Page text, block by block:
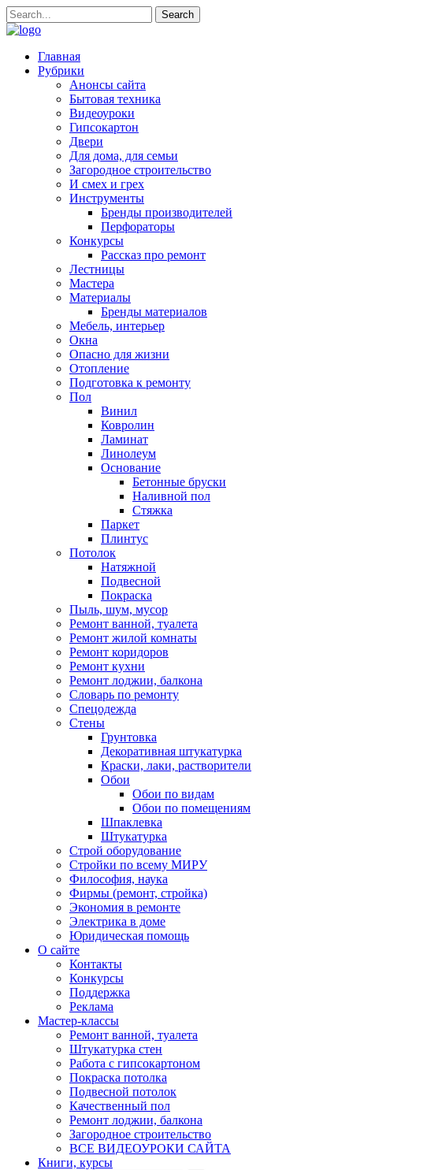
Главная
Рубрики
Анонсы сайта
Бытовая техника
Видеоуроки
Гипсокартон
Двери
Для дома, для семьи
Загородное строительство
И смех и грех
Инструменты
Бренды производителей
Перфораторы
Конкурсы
Рассказ про ремонт
Лестницы
Мастера
Материалы
Бренды материалов
Мебель, интерьер
Окна
Опасно для жизни
Отопление
Подготовка к ремонту
Пол
Винил
Ковролин
Ламинат
Линолеум
Основание
Бетонные бруски
Наливной пол
Стяжка
Паркет
Плинтус
Потолок
Натяжной
Подвесной
Покраска
Пыль, шум, мусор
Ремонт ванной, туалета
Ремонт жилой комнаты
Ремонт коридоров
Ремонт кухни
Ремонт лоджии, балкона
Словарь по ремонту
Спецодежда
Стены
Грунтовка
Декоративная штукатурка
Краски, лаки, растворители
Обои
Обои по видам
Обои по помещениям
Шпаклевка
Штукатурка
Строй оборудование
Стройки по всему МИРУ
Философия, наука
Фирмы (ремонт, стройка)
Экономия в ремонте
Электрика в доме
Юридическая помощь
О сайте
Контакты
Конкурсы
Поддержка
Реклама
Мастер-классы
Ремонт ванной, туалета
Штукатурка стен
Работа с гипсокартоном
Покраска потолка
Подвесной потолок
Качественный пол
Ремонт лоджии, балкона
Загородное строительство
ВСЕ ВИДЕОУРОКИ САЙТА
Книги, курсы